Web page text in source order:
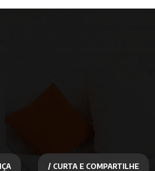
/ CURTA E COMPARTILHE